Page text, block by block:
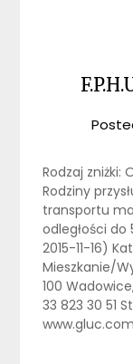
Rodzaj zniżki:
Rodziny
transportu
odległości
2015-11-16)
Mieszkanie/
100
33 823 30 51